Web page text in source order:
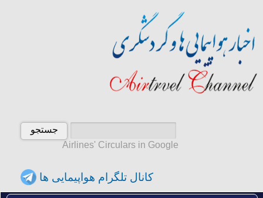
Airlines' Circulars in Google
کانال تلگرام هواپیمایی ها